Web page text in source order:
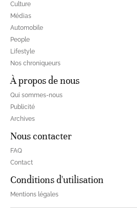
Culture
Médias
Automobile
People
Lifestyle
Nos chroniqueurs
À propos de nous
Qui sommes-nous
Publicité
Archives
Nous contacter
FAQ
Contact
Conditions d'utilisation
Mentions légales